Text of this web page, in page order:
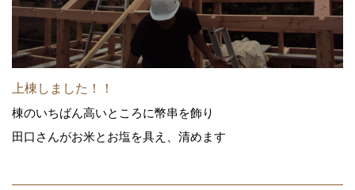
上棟しました！！
棟のいちばん高いところに幣串を飾り
田口さんがお米とお塩を具え、清めます